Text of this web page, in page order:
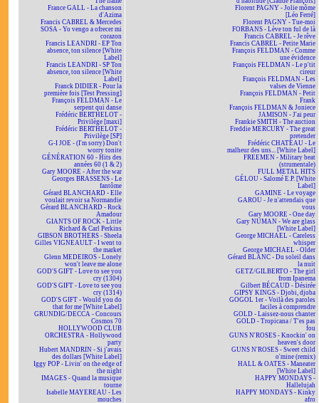
France GALL - La chanson
d'Azima
Francis CABREL & Mercedes
SOSA - Yo vengo a ofrecer mi
corazon
Francis LEANDRI - EP Ton
absence, ton silence [White
Label]
Francis LEANDRI - SP Ton
absence, ton silence [White
Label]
Franck DIDIER - Pour la
première fois [Test Pressing]
François FELDMAN - Le
serpent qui danse
Frédéric BERTHELOT -
Privilège [maxi]
Frédéric BERTHELOT -
Privilège [SP]
G-I JOE - (I'm sorry) Don't
worry tonite
GÉNÉRATION 60 - Hits des
années 60 (1 & 2)
Gary MOORE - After the war
Georges BRASSENS - Le
fantôme
Gérard BLANCHARD - Elle
voulait revoir sa Normandie
Gérard BLANCHARD - Rock
Amadour
GIANTS OF ROCK - Little
Richard & Carl Perkins
GIBSON BROTHERS - Sheela
Gilles VIGNEAULT - I went to
the market
Glenn MEDEIROS - Lonely
won't leave me alone
GOD'S GIFT - Love to see you
cry (1304)
GOD'S GIFT - Love to see you
cry (1314)
GOD'S GIFT - Would you do
that for me [White Label]
GRUNDIG/DECCA - Concours
Cosmos 70
HOLLYWOOD CLUB
ORCHESTRA - Hollywood
party
Hubert MANDRIN - Si j'avais
des dollars [White Label]
Iggy POP - Livin' on the edge of
the night
IMAGES - Quand la musique
tourne
Isabelle MAYEREAU - Les
mouches
Florent PAGNY - Jolie môme
[Léo Ferré]
Florent PAGNY - Tue-moi
FORBANS - Lève ton ful de là
Francis CABREL - Je rêve
Francis CABREL - Petite Marie
François FELDMAN - Comme
une évidence
François FELDMAN - Le p'tit
cireur
François FELDMAN - Les
valses de Vienne
François FELDMAN - Petit
Frank
François FELDMAN & Joniece
JAMISON - J'ai peur
Frankie SMITH - The auction
Freddie MERCURY - The great
pretender
Frédéric CHATEAU - Le
malheur des uns... [White Label]
FREEMEN - Military beat
(strumentale)
FULL METAL HITS
GÉLOU - Salomé E.P. [White
Label]
GAMINE - Le voyage
GAROU - Je n'attendais que
vous
Gary MOORE - One day
Gary NUMAN - We are glass
[White Label]
George MICHAEL - Careless
whisper
George MICHAEL - Older
Gérard BLANC - Du soleil dans
la nuit
GETZ/GILBERTO - The girl
from Ipanema
Gilbert BÉCAUD - Désirée
GIPSY KINGS - Djobi, djoba
GOGOL 1er - Voilà des paroles
faciles à comprendre
GOLD - Laissez-nous chanter
GOLD - Tropicana / T'es pas
fou
GUNS N'ROSES - Knockin' on
heaven's door
GUNS N'ROSES - Sweet child
o'mine (remix)
HALL & OATES - Maneater
[White Label]
HAPPY MONDAYS -
Hallelujah
HAPPY MONDAYS - Kinky
afro